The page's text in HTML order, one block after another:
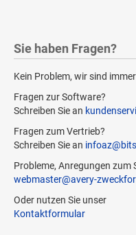
Sie haben Fragen?
Kein Problem, wir sind
Fragen zur Software?
Schreiben Sie an
Fragen zum Vertrieb?
Schreiben Sie an
Probleme, Anregungen zum
webmaster@avery-
Oder nutzen Sie unser
Kontaktformular